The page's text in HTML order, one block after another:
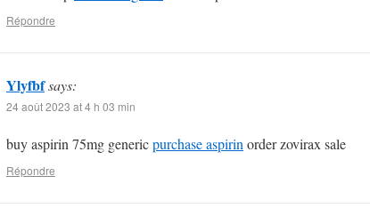
Répondre
Ylyfbfsays:
24 août 2023 at 4 h 03 min
buy aspirin 75mg genericpurchase aspirin order zovirax sale
Répondre